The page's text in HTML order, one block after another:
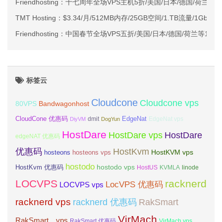
Friendhosting：十七周年全场VPS主机5折/美国/日本/德国/荷兰等
TMT Hosting：$3.34/月/512MB内存/25GB空间/1.TB流量/1Gbps
Friendhosting：中国春节全场VPS五折/美国/日本/德国/荷兰等14个
标签云
80VPS Bandwagonhost Cloudcone Cloudcone vps
CloudCone 优惠码 DiyVM dmit DogYun EdgeNat EdgeNat vps
edgeNAT 优惠码 HostDare HostDare vps HostDare
优惠码 hosteons hosteons vps HostKvm HostKVM vps
HostKvm 优惠码 hostodo hostodo vps HostUS KVMLA linode
LOCVPS LOCVPS vps LocVPS 优惠码 racknerd
racknerd vps racknerd 优惠码 RakSmart
VirMach